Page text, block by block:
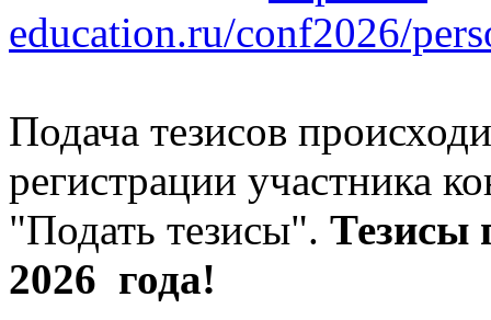
education.ru/conf2026/
Подача тезисов
регистрации участника
"Подать тезисы". Тезисы
2026 года!